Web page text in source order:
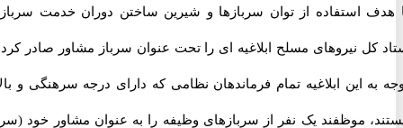
استفاده از توان سربازها و شیرین ساختن دوران خدمت سربازی،
نیروهای مسلح ابلاغیه ای را تحت عنوان سرباز مشاور صادر کرد. با
این ابلاغیه تمام فرماندهان نظامی که دارای درجه سرهنگی و بالاتر
موظفند یک نفر از سربازهای وظیفه را به عنوان مشاور خود (سرباز